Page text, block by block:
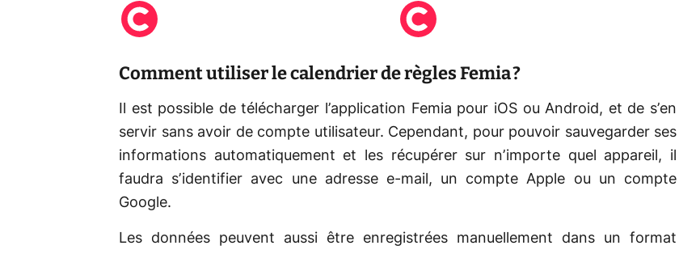
Comment utiliser le calendrier de règles Femia ?
Il est possible de télécharger l’application Femia pour iOS ou Android, et de s’en
servir sans avoir de compte utilisateur. Cependant, pour pouvoir sauvegarder ses
informations automatiquement et les récupérer sur n’importe quel appareil, il
faudra s’identifier avec une adresse e-mail, un compte Apple ou un compte
Google.
Les données peuvent aussi être enregistrées manuellement dans un format